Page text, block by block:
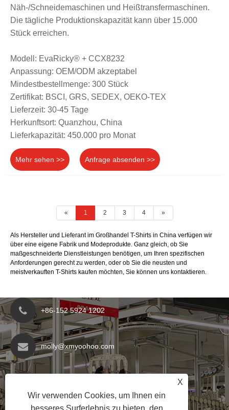
Näh-/Schneidemaschinen und Heißtransfermaschinen.
Die tägliche Produktionskapazität kann über 15.000
Stück erreichen.
Modell: EvaRicky® + CCX8232
Anpassung: OEM/ODM akzeptabel
Mindestbestellmenge: 300 Stück
Zertifikat: BSCI, GRS, SEDEX, OEKO-TEX
Lieferzeit: 30-45 Tage
Herkunftsort: Quanzhou, China
Lieferkapazität: 450.000 pro Monat
Mehr sehen >> Anfrage absenden >>
« 1 2 3 4 »
Als Hersteller und Lieferant im Großhandel T-Shirts in China verfügen wir
über eine eigene Fabrik und Modeprodukte. Ganz gleich, ob Sie
maßgeschneiderte Dienstleistungen benötigen, um Ihren spezifischen
Anforderungen gerecht zu werden, oder ob Sie die neusten und
meistverkauften T-Shirts kaufen möchten, Sie können uns kontaktieren.
+86-152 5924 1202
molly@xmyoohoo.com
China. 361101
X
Wir verwenden Cookies, um Ihnen ein
besseres Surferlebnis zu bieten, den